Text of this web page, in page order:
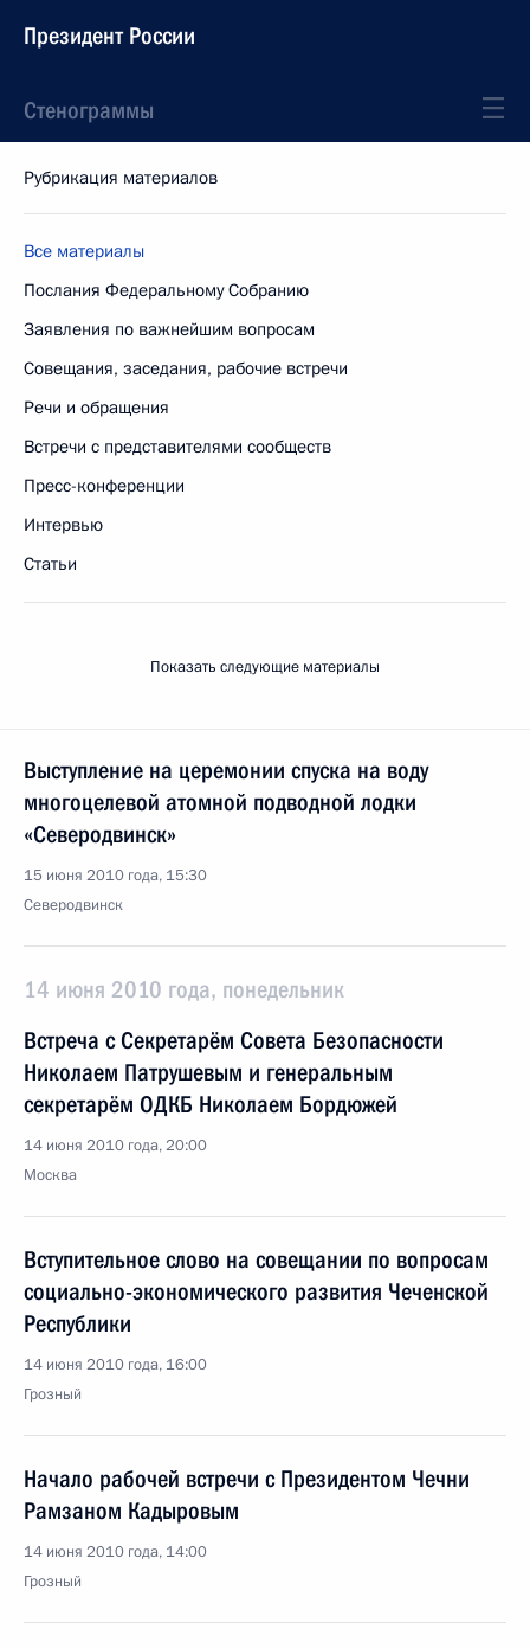
Президент России
Стенограммы
Рубрикация материалов
Все материалы
Послания Федеральному Собранию
Заявления по важнейшим вопросам
Совещания, заседания, рабочие встречи
Речи и обращения
Встречи с представителями сообществ
Пресс-конференции
Интервью
Статьи
Показать следующие материалы
Выступление на церемонии спуска на воду
многоцелевой атомной подводной лодки
«Северодвинск»
15 июня 2010 года, 15:30
Северодвинск
14 июня 2010 года, понедельник
Встреча с Секретарём Совета Безопасности
Николаем Патрушевым и генеральным
секретарём ОДКБ Николаем Бордюжей
14 июня 2010 года, 20:00
Москва
Вступительное слово на совещании по вопросам
социально-экономического развития Чеченской
Республики
14 июня 2010 года, 16:00
Грозный
Начало рабочей встречи с Президентом Чечни
Рамзаном Кадыровым
14 июня 2010 года, 14:00
Грозный